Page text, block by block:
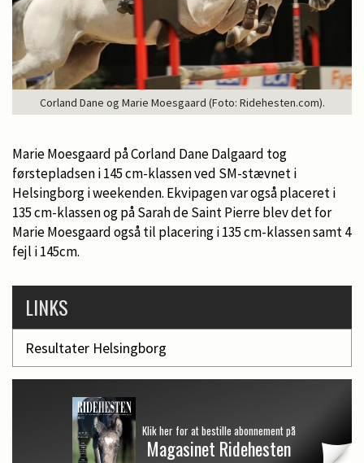
Corland Dane og Marie Moesgaard (Foto: Ridehesten.com).
Marie Moesgaard på Corland Dane Dalgaard tog
førstepladsen i 145 cm-klassen ved SM-stævnet i
Helsingborg i weekenden. Ekvipagen var også placeret i
135 cm-klassen og på Sarah de Saint Pierre blev det for
Marie Moesgaard også til placering i 135 cm-klassen samt 4
fejl i 145cm.
LINKS
Resultater Helsingborg
Klik her for at bestille abonnement på
Magasinet Ridehesten